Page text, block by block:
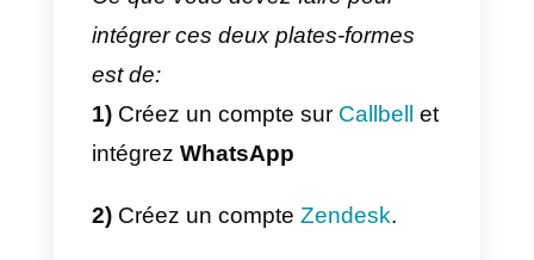
etTelegram, afin de centraliser
les canaux de support et d’offrir
une meilleure expérience au
client final. Tout en une seule
solution centralisée.